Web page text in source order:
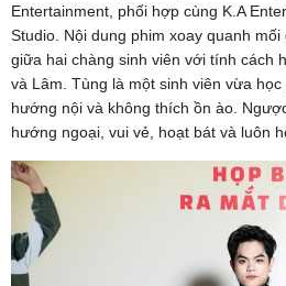
Entertainment, phối hợp cùng K.A
Studio. Nội dung phim xoay quanh mối
giữa hai chàng sinh viên với tính cách
và Lâm. Tùng là một sinh viên vừa
hướng nội và không thích ồn ào.
hướng ngoại, vui vẻ, hoạt bát và luôn